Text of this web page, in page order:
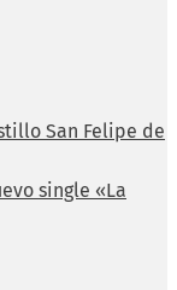
San Felipe de
single «La